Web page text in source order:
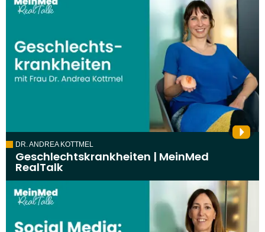
DR. ANDREA KOTTMEL
Geschlechtskrankheiten | MeinMed
RealTalk